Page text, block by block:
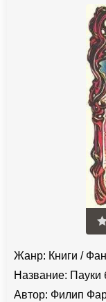
Жанр: Книги /
Название: Пауки
Автор: Филип